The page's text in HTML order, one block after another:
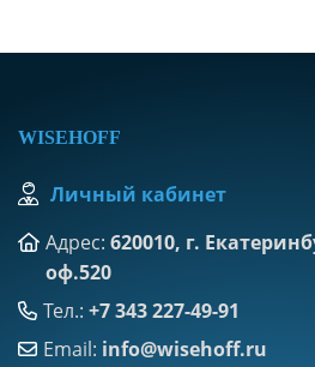
WISEHOFF
Личный кабинет
Адрес: 620010, г.
оф.520
Тел.: +7 343 227-49-91
Email: info@wisehoff.ru